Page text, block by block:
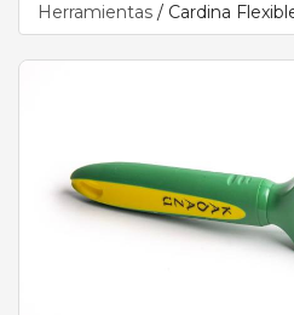
Herramientas / Cardina